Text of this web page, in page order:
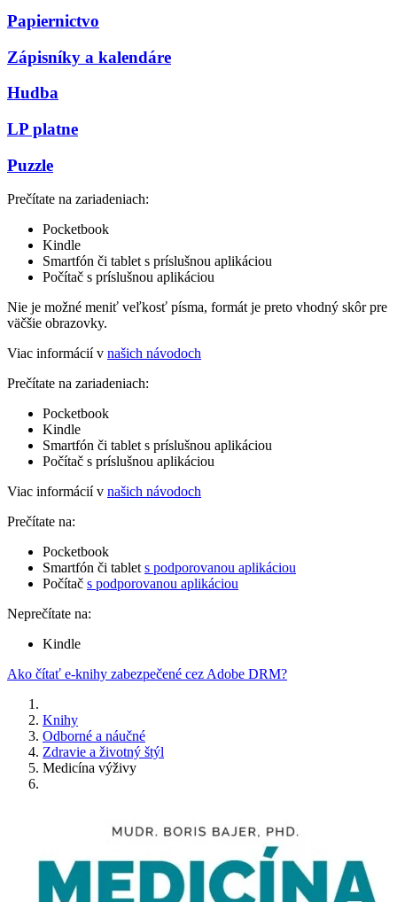
Papiernictvo
Zápisníky a kalendáre
Hudba
LP platne
Puzzle
Prečítate na zariadeniach:
Pocketbook
Kindle
Smartfón či tablet s príslušnou aplikáciou
Počítač s príslušnou aplikáciou
Nie je možné meniť veľkosť písma, formát je preto vhodný skôr pre
väčšie obrazovky.
Viac informácií v našich návodoch
Prečítate na zariadeniach:
Pocketbook
Kindle
Smartfón či tablet s príslušnou aplikáciou
Počítač s príslušnou aplikáciou
Viac informácií v našich návodoch
Prečítate na:
Pocketbook
Smartfón či tablet s podporovanou aplikáciou
Počítač s podporovanou aplikáciou
Neprečítate na:
Kindle
Ako čítať e-knihy zabezpečené cez Adobe DRM?
Knihy
Odborné a náučné
Zdravie a životný štýl
Medicína výživy